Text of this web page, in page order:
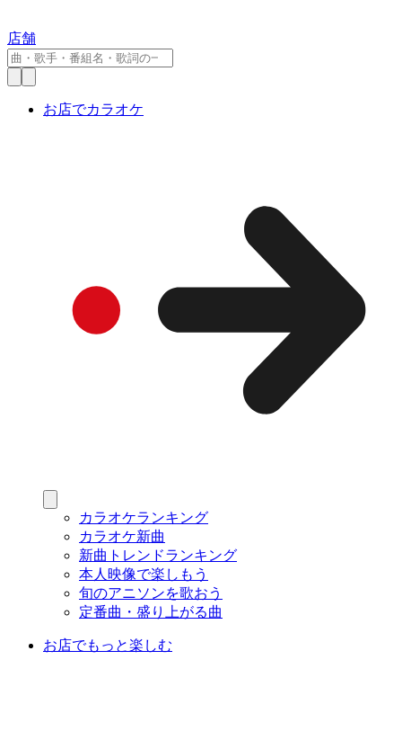
店舗
お店でカラオケ
カラオケランキング
カラオケ新曲
新曲トレンドランキング
本人映像で楽しもう
旬のアニソンを歌おう
定番曲・盛り上がる曲
お店でもっと楽しむ